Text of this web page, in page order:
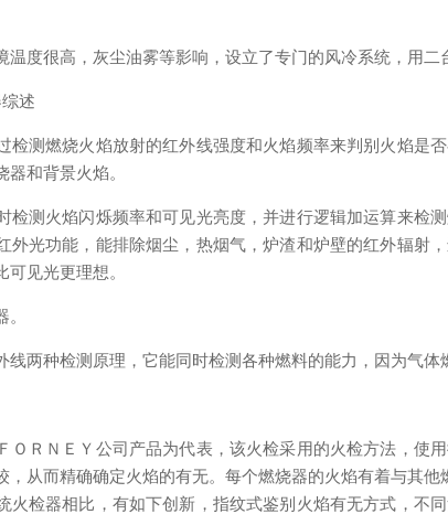
温度很高，灰尘油雾等影响，设立了专门的风冷系统，用二
述
测燃烧火焰放射的红外线强度和火焰频率来判别火焰是
器和背景火焰。
测火焰闪烁频率和可见光亮度，并进行逻辑加运算来检
外光功能，能排除烟尘，热烟气，炉渣和炉壁的红外辐射
可见光更理想。
线两种检测原理，它能同时检测各种燃料的能力，因为气
ＯＲＮＥＹ公司产品为代表，该火检采用的火检方法，使
，从而精确确定火焰的有无。每个燃烧器的火焰有着与其他
火检器相比，有如下创新，指纹式鉴别火焰有无方式，不